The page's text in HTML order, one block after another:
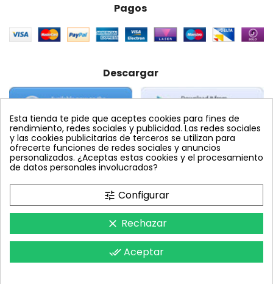
Pagos
Descargar
Etiquetas Populares
Copyright © 2008 - Todos los derechos reservados. Número de
alta en ROPO Agricultura 1046185372SS
Esta tienda te pide que aceptes cookies para fines de
rendimiento, redes sociales y publicidad. Las redes sociales
y las cookies publicitarias de terceros se utilizan para
ofrecerte funciones de redes sociales y anuncios
personalizados. ¿Aceptas estas cookies y el procesamiento
de datos personales involucrados?
tune Configurar
clear Rechazar
done_all Aceptar